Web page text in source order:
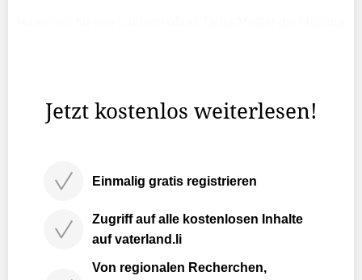
Jetzt kostenlos weiterlesen!
Einmalig gratis registrieren
Zugriff auf alle kostenlosen Inhalte
auf vaterland.li
Von regionalen Recherchen,